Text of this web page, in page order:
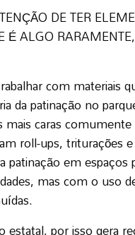
DE TER
É ALGO
com materiais
da patinação no
mais caras
roll-ups, triturações
em espaços
mas com o uso